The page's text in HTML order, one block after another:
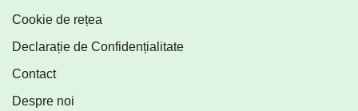
Cookie de rețea
Declarație de Confidențialitate
Contact
Despre noi